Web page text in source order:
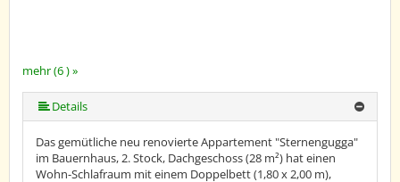
mehr (6 ) »
mehr (6 ) »
mehr (6 ) »
Details
Das gemütliche neu renovierte Appartement "Sternengugga"
im Bauernhaus, 2. Stock, Dachgeschoss (28 m²) hat einen
Wohn-Schlafraum mit einem Doppelbett (1,80 x 2,00 m),